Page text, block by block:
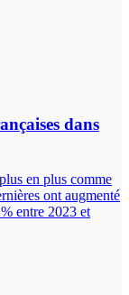
dans
en plus comme
ont augmenté
entre 2023 et